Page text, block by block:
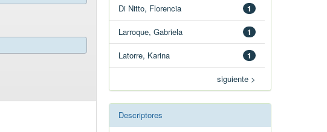
1
Di Nitto, Florencia
1
Larroque, Gabriela
1
Latorre, Karina
siguiente >
Descriptores